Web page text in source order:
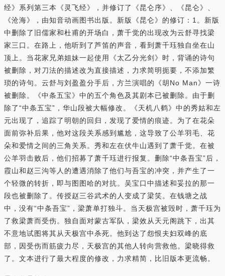
经》系列第三本《灵飞经》，并修订了《昆仑序》、《昆仑》、
《沧海》，由知音动画图书出版。新版《昆仑》的修订：1。新版
中删除了旧儒家和杜甫的开场白，萧千觉的出现改为云舒寻找梁
家三口。在路上，他听到了芦笛的声音，看到萧千珏独自坐在山
顶上。当花家兄弟姐妹一起使用《太乙分光剑》时，背诵的诗句
被删除，对刀法的描述改为直接描述，力求简明扼要，不添加繁
琐的诗句。云舒与刘盈盈分手后，方兰演唱的《胡No Man》一诗
被删除。《中条五宝》中的五个角色及其剧本已被删除。由于删
除了“中条五宝”，华山段被大幅修改。《天机八鹤》中的秀姑和左
元出现了，追踪了明朝的回归，发现了爱情的痕迹。为了在花朵
面前弥补后果，他对这段关系感到尴尬，这导致了公羊羽毛、花
朵和爱情之间的三角关系。秀和左在伏牛山遇到了萧千觉。在被
公羊羽击败后，他们招募了萧千珏进行报复。删除“中条吾宝”后，
霞山和赵三沟等人的遭遇消除了他们与吾宝的冲突，并产生了一
个轻微的转折，即与图图哈的对抗。吴宝口中描述和妥拉的那一
段也被删除了。传授赵三谷武术的人变成了梁笑。在钱塘之战
中，没有“中条吾宝”，梁萧单打独斗。当天极宫被毁时，萧千珏为
了救梁萧而受伤。独自面对蒙古军队，梁效从天元阁跳下，出其
不意地试图将其从天极宫中杀死。他到达了怨恨夫妇双峰的底
部，因受伤而筋疲力尽，天极宫的其他人转向营救他。梁晓得救
了。文本进行了最大程度的修改，力求精简，比旧版本更流畅。